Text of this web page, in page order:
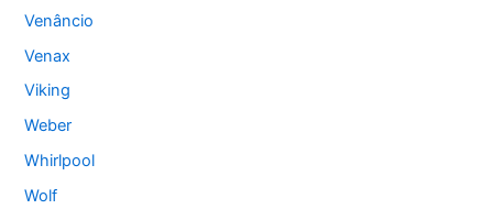
Venâncio
Venax
Viking
Weber
Whirlpool
Wolf